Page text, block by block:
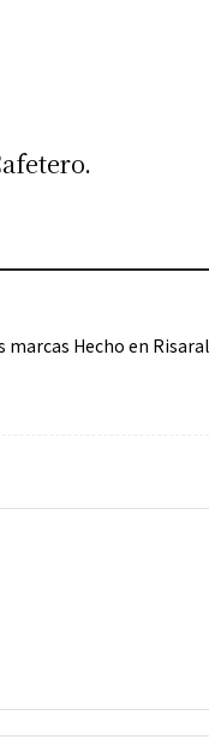
Hecho en